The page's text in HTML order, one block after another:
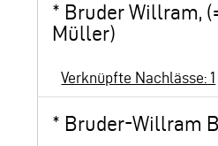
* Bruder Willram,
Müller)
Verknüpfte Nachlässe: 1
* Bruder-Willram